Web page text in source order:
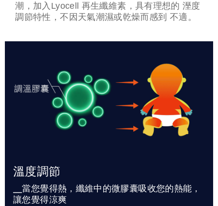
潮，加入Lyocell 再生纖維素，具有理想的 溼度
調節特性，不因天氣潮濕或乾燥而感到 不適。
溫度調節
╴當您覺得熱，纖維中的微膠囊吸收您的熱能，
讓您覺得涼爽